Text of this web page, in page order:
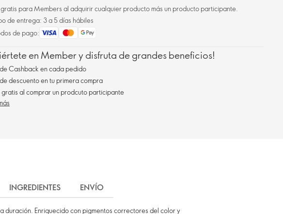
para Members al adquirir cualquier producto más un producto participante.
de entrega: 3 a 5 días hábiles
de pago:
en Member y disfruta de grandes beneficios!
Cashback en cada pedido
descuento en tu primera compra
gratis al comprar un prodcuto participante
INGREDIENTES ENVÍO
Enriquecido con pigmentos correctores del color y